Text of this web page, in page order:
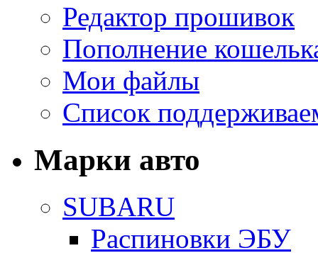
Редактор прошивок
Пополнение
Мои файлы
Список
Марки авто
SUBARU
Распиновки ЭБУ